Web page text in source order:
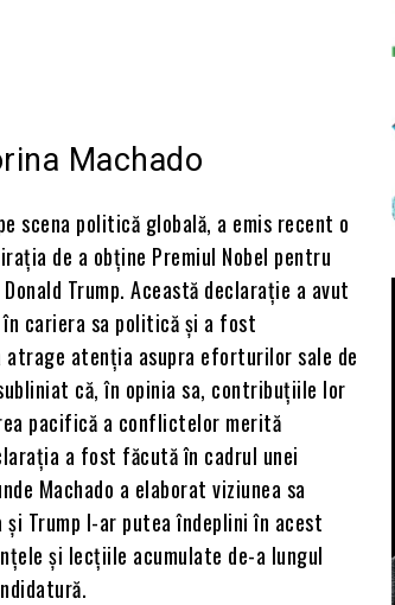
Machado
scena politică globală, a emis recent o
de a obține Premiul Nobel pentru
Trump. Această declarație a avut
cariera sa politică și a fost
atenția asupra eforturilor sale de
că, în opinia sa, contribuțiile lor
pacifică a conflictelor merită
a fost făcută în cadrul unei
Machado a elaborat viziunea sa
Trump l-ar putea îndeplini în acest
și lecțiile acumulate de-a lungul